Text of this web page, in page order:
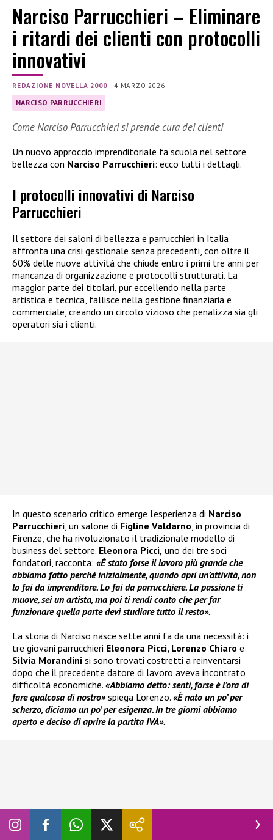
Narciso Parrucchieri – Eliminare
i ritardi dei clienti con protocolli
innovativi
REDAZIONE NOVELLA 2000|4 MARZO 2026
NARCISO PARRUCCHIERI
Come Narciso Parrucchieri si prende cura dei clienti
Un nuovo approccio imprenditoriale fa scuola nel settore
bellezza con Narciso Parrucchieri: ecco tutti i dettagli.
I protocolli innovativi di Narciso
Parrucchieri
Il settore dei saloni di bellezza e parrucchieri in Italia
affronta una crisi gestionale senza precedenti, con oltre il
60% delle nuove attività che chiude entro i primi tre anni per
mancanza di organizzazione e protocolli strutturati. La
maggior parte dei titolari, pur eccellendo nella parte
artistica e tecnica, fallisce nella gestione finanziaria e
commerciale, creando un circolo vizioso che penalizza sia gli
operatori sia i clienti.
In questo scenario critico emerge l’esperienza di Narciso
Parrucchieri, un salone di Figline Valdarno, in provincia di
Firenze, che ha rivoluzionato il tradizionale modello di
business del settore. Eleonora Picci, uno dei tre soci
fondatori, racconta: «È stato forse il lavoro più grande che
abbiamo fatto perché inizialmente, quando apri un’attività, non
lo fai da imprenditore. Lo fai da parrucchiere. La passione ti
muove, sei un artista, ma poi ti rendi conto che per far
funzionare quella parte devi studiare tutto il resto».
La storia di Narciso nasce sette anni fa da una necessità: i
tre giovani parrucchieri Eleonora Picci, Lorenzo Chiaro e
Silvia Morandini si sono trovati costretti a reinventarsi
dopo che il precedente datore di lavoro aveva incontrato
difficoltà economiche. «Abbiamo detto: senti, forse è l’ora di
fare qualcosa di nostro»spiega Lorenzo. «È nato un po’ per
scherzo, diciamo un po’ per esigenza. In tre giorni abbiamo
aperto e deciso di aprire la partita IVA».